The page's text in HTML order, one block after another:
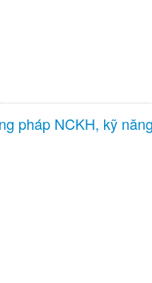
pháp NCKH, kỹ